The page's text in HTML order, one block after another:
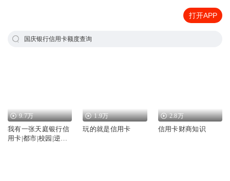
打开APP
国庆银行信用卡额度查询
9.7万
我有一张天庭银行信
用卡|都市|校园|逆
1.9万
玩的就是信用卡
2.8万
信用卡财商知识